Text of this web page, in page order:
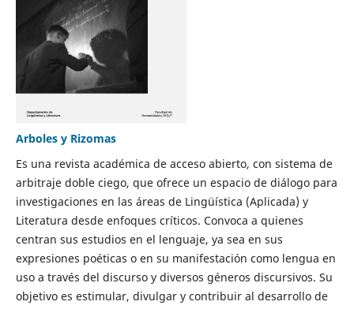
Arboles y Rizomas
Es una revista académica de acceso abierto, con sistema de
arbitraje doble ciego, que ofrece un espacio de diálogo para
investigaciones en las áreas de Lingüística (Aplicada) y
Literatura desde enfoques críticos. Convoca a quienes
centran sus estudios en el lenguaje, ya sea en sus
expresiones poéticas o en su manifestación como lengua en
uso a través del discurso y diversos géneros discursivos. Su
objetivo es estimular, divulgar y contribuir al desarrollo de